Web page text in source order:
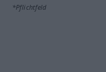
*Pflichtfeld